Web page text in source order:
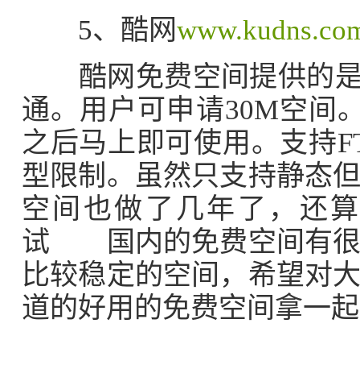
5、酷网
酷网免费空间提供的是
通。用户可申请30M空间
之后马上即可使用。支持
型限制。虽然只支持静态
空间也做了几年了，还
试 国内的免费空间有很
比较稳定的空间，希望对
道的好用的免费空间拿一